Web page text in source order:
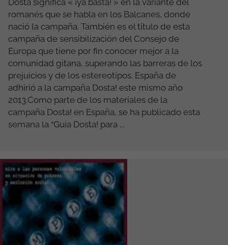
Dosta significa « ¡ya basta! » en la variante del
romanés que se habla en los Balcanes, donde
nació la campaña. También es el título de esta
campaña de sensibilización del Consejo de
Europa que tiene por fin conocer mejor a la
comunidad gitana, superando las barreras de los
prejuicios y de los estereotipos. España de
adhirió a la campaña Dosta! este mismo año
2013.Como parte de los materiales de la
campaña Dosta! en España, se ha publicado esta
semana la “Guía Dosta! para ...